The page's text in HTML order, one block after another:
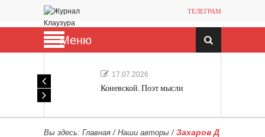
ТЕЛЕГРАМ
Меню
17.07.2026
Коневской. Поэт мысли
Вы здесь: Главная / Наши авторы / Захаров Д